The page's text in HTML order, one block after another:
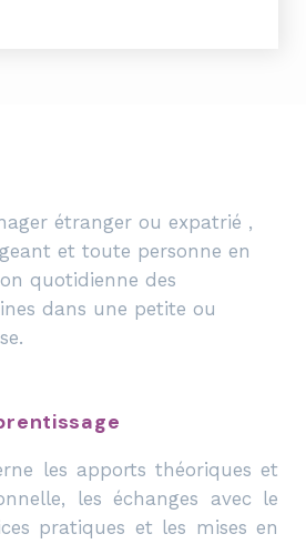
étranger ou expatrié ,
et toute personne en
quotidienne des
dans une petite ou
les apports théoriques et
les échanges avec le
pratiques et les mises en